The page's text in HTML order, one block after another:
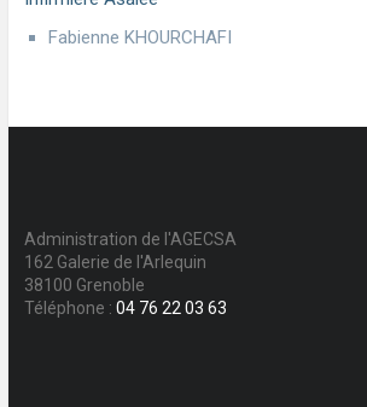
Fabienne KHOURCHAFI
Administration de l'AGECSA
162 Galerie de l'Arlequin
38100 Grenoble
Téléphone : 04 76 22 03 63